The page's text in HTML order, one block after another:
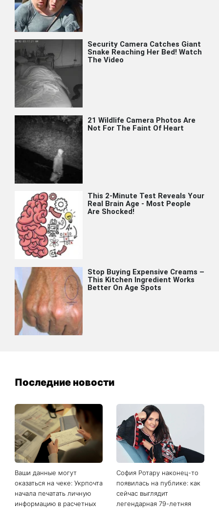
Последние новости
Ваши данные могут
оказаться на чеке: Укрпочта
начала печатать личную
информацию в расчетных
София Ротару наконец-то
появилась на публике: как
сейчас выглядит
легендарная 79-летняя